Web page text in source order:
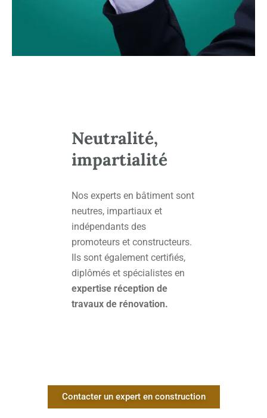
Neutralité,
impartialité
Nos experts en bâtiment sont
neutres, impartiaux et
indépendants des
promoteurs et constructeurs.
Ils sont également certifiés,
diplômés et spécialistes en
expertise réception de
travaux de rénovation.
Contacter un expert en construction